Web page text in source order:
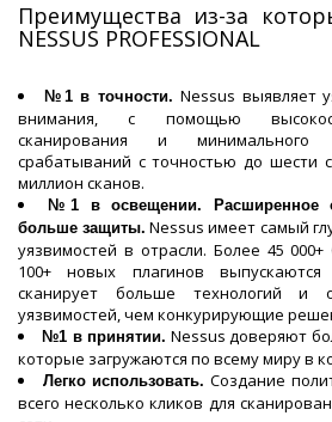
Преимущества из-за
NESSUS PROFESSIONAL
№1 в точности. Nessus выявляет
внимания, с помощью
сканирования и минимального
срабатываний с точностью до шести
миллион сканов.
№1 в освещении. Расширенное
больше защиты. Nessus имеет самый
уязвимостей в отрасли. Более 45 000+
100+ новых плагинов
сканирует больше технологий и
уязвимостей, чем конкурирующие
№1 в принятии. Nessus доверяют
которые загружаются по всему миру в
Легко использовать. Создание
всего несколько кликов для